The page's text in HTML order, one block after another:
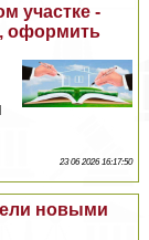
участке -
оформить
23 06 2026 16:17:50
новыми